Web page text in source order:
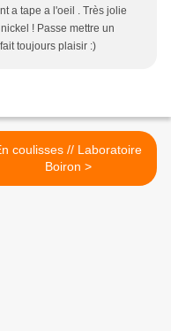
a tape a l'oeil . Très jolie
! Passe mettre un
toujours plaisir :)
coulisses // Laboratoire
Boiron >